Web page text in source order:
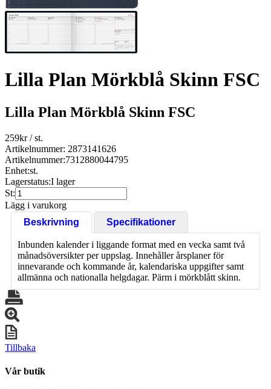
Lilla Plan Mörkblå Skinn FSC
Lilla Plan Mörkblå Skinn FSC
259kr/ st.
Artikelnummer: 2873141626
Artikelnummer:7312880044795
Enhet:st.
Lagerstatus:I lager
St:
Lägg i varukorg
Beskrivning
Specifikationer
Inbunden kalender i liggande format med en vecka samt två
månadsöversikter per uppslag. Innehåller årsplaner för
innevarande och kommande år, kalendariska uppgifter samt
allmänna och nationalla helgdagar. Pärm i mörkblått skinn.
Tillbaka
Vår butik